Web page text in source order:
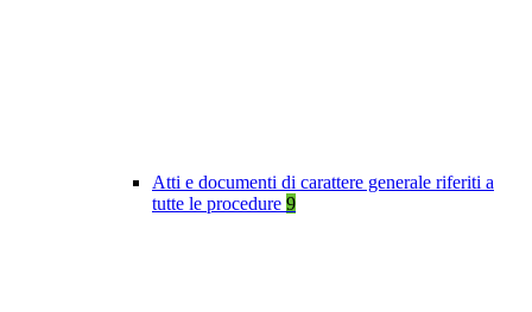
Atti e documenti di carattere generale riferiti a
tutte le procedure 9